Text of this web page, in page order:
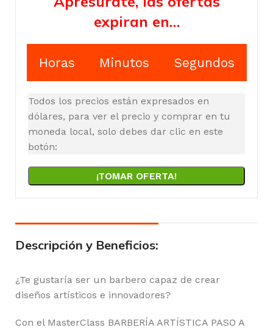
expiran en…
Horas Minutos Segundos
Todos los precios están expresados en
dólares, para ver el precio y comprar en tu
moneda local, solo debes dar clic en este
botón:
¡TOMAR OFERTA!
Descripción y Beneficios:
¿Te gustaría ser un barbero capaz de crear
diseños artísticos e innovadores?
Con el MasterClass BARBERÍA ARTÍSTICA PASO A